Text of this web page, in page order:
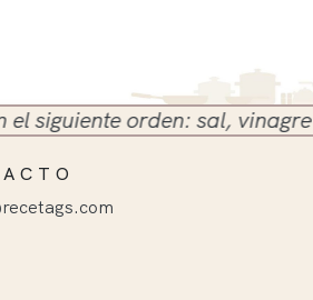
orden: sal, vinagre y